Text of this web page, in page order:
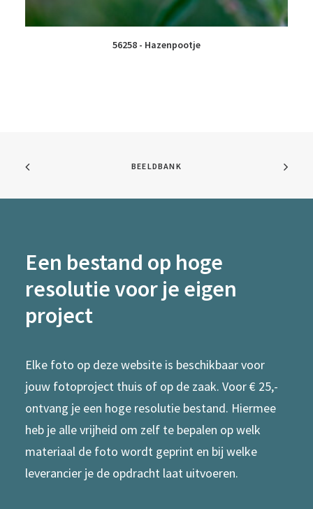
56258 - Hazenpootje
BEELDBANK
Een bestand op hoge
resolutie voor je eigen
project
Elke foto op deze website is beschikbaar voor
jouw fotoproject thuis of op de zaak. Voor € 25,-
ontvang je een hoge resolutie bestand. Hiermee
heb je alle vrijheid om zelf te bepalen op welk
materiaal de foto wordt geprint en bij welke
leverancier je de opdracht laat uitvoeren.